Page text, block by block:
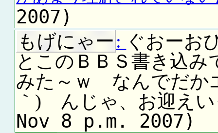
2007)
もげにゃー : ぐおーお
とこのＢＢＳ書き込
みた～ｗ なんでだか
｀) んじゃ、お迎え
Nov 8 p.m. 2007)